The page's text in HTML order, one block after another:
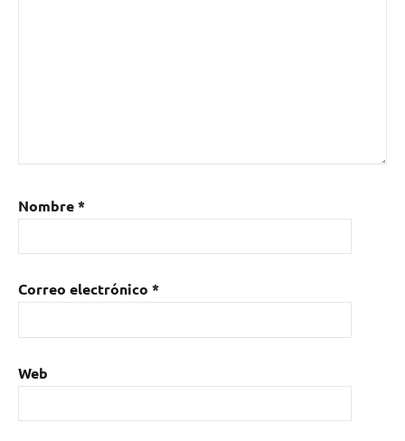
Nombre*
Correo electrónico *
Web